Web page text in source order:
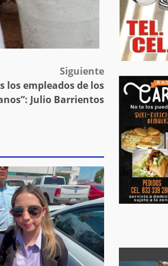
Siguiente
los empleados de los
Julio Barrientos